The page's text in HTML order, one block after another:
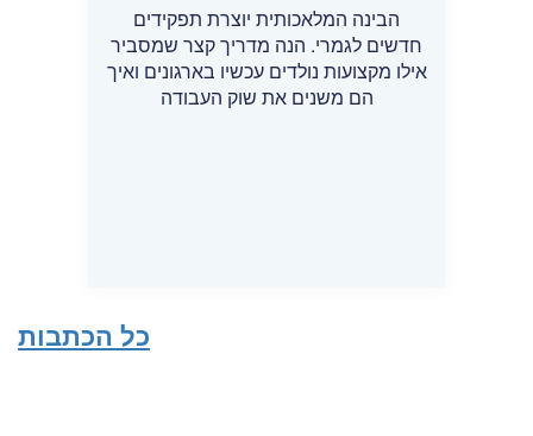
הבינה המלאכותית יוצרת תפקידים
חדשים לגמרי. הנה מדריך קצר שמסביר
אילו מקצועות נולדים עכשיו בארגונים ואיך
הם משנים את שוק העבודה
כל הכתבות